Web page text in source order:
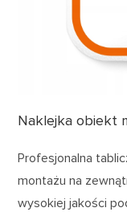
Naklejka obiekt
Profesjonalna
montażu na
wysokiej jakości